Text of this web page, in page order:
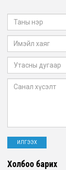
Холбоо барих